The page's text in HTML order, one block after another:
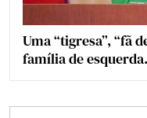
Uma “tigresa”, “fã
família de